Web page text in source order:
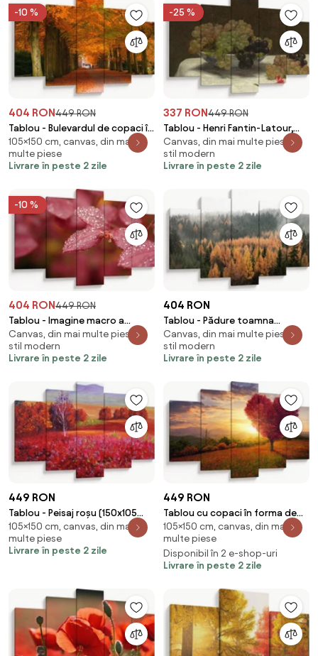
-10 %
404 RON449 RON
Tablou - Bulevardul de copaci în
toamnă (150x105 cm)
105×150 cm, canvas, din mai
multe piese
Livrare în peste 2 zile
-25 %
337 RON449 RON
Tablou - Henri Fantin-Latour,
Still Life with Grapes and a
Carnation, reproducere
(150x105 cm)
Canvas, din mai multe piese, în
stil modern
Livrare în peste 2 zile
-10 %
404 RON449 RON
Tablou - Imagine macro a
biletului (150x105 cm)
Canvas, din mai multe piese, în
stil modern
Livrare în peste 2 zile
404 RON
Tablou - Pădure toamna
(150x105 cm)
Canvas, din mai multe piese, în
stil modern
Livrare în peste 2 zile
449 RON
Tablou - Peisaj roșu (150x105
cm)
105×150 cm, canvas, din mai
multe piese
Livrare în peste 2 zile
449 RON
Tablou cu copaci în forma de
inimă (150x105 cm)
105×150 cm, canvas, din mai
multe piese
Disponibil în 2 e-shop-uri
Livrare în peste 2 zile